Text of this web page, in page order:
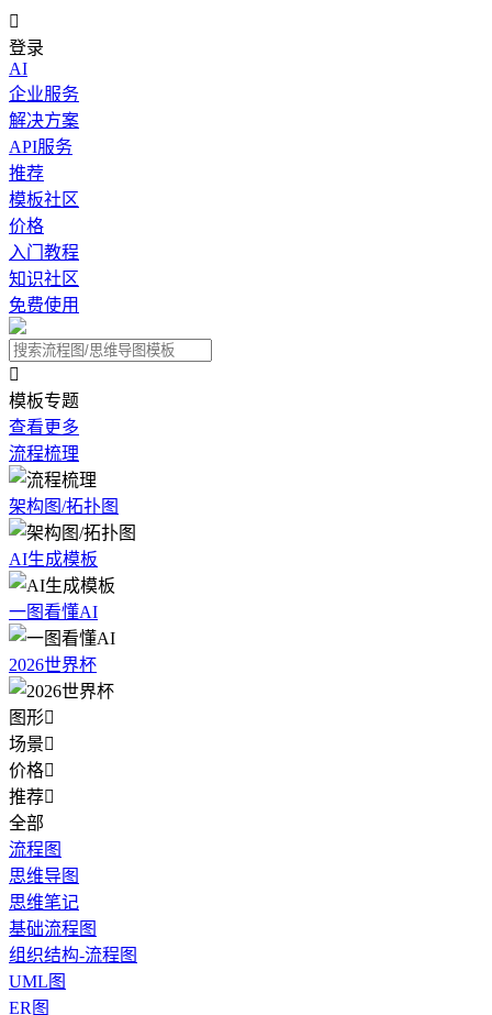

登录
AI
企业服务
解决方案
API服务
推荐
模板社区
价格
入门教程
知识社区
免费使用

模板专题
查看更多
流程梳理
架构图/拓扑图
AI生成模板
一图看懂AI
2026世界杯
图形
场景
价格
推荐
全部
流程图
思维导图
思维笔记
基础流程图
组织结构-流程图
UML图
ER图